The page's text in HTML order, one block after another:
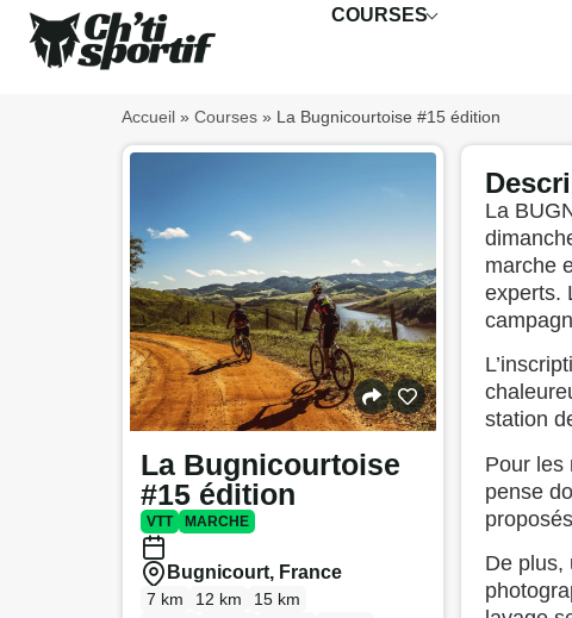
COURSES
Accueil » Courses » La Bugnicourtoise #15 édition
La Bugnicourtoise
#15 édition
VTT MARCHE
Bugnicourt, France
7 km 12 km
15 km
La
marche
experts.
station
Pour les
pense
De plus,